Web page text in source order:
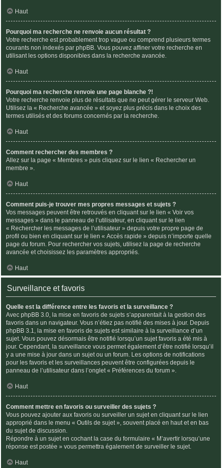
Haut
Pourquoi ma recherche ne renvoie aucun résultat ?
Votre recherche est probablement trop vague ou comprend plusieurs termes
courants non indexés par phpBB. Vous pouvez affiner votre recherche en
utilisant les options disponibles dans la recherche avancée.
Haut
Pourquoi ma recherche renvoie une page blanche ?!
Votre recherche renvoie plus de résultats que ne peut gérer le serveur Web.
Utilisez la « Recherche avancée » et soyez plus précis dans le choix des
termes utilisés et des forums concernés par la recherche.
Haut
Comment rechercher des membres ?
Allez sur la page « Membres » puis cliquez sur le lien « Rechercher un
membre ».
Haut
Comment puis-je trouver mes propres messages et sujets ?
Vos messages peuvent être retrouvés en cliquant sur le lien « Voir vos
messages » dans le panneau de l’utilisateur, en cliquant sur le lien
« Rechercher les messages de l’utilisateur » depuis votre propre page de
profil ou bien en cliquant sur le lien « Accès rapide » depuis n’importe quelle
page du forum. Pour rechercher vos sujets, utilisez la page de recherche
avancée et choisissez les paramètres appropriés.
Haut
Surveillance et favoris
Quelle est la différence entre les favoris et la surveillance ?
Avec phpBB 3.0, la mise en favoris de sujets s’apparentait à la gestion des
favoris dans un navigateur. Vous n’étiez pas notifié des mises à jour. Depuis
phpBB 3.1, la mise en favoris de sujets est similaire à la surveillance d’un
sujet. Vous pouvez désormais être notifié lorsqu’un sujet favoris a été mis à
jour. Cependant, la surveillance vous permet également d’être notifié lorsqu’il
y a une mise à jour dans un sujet ou un forum. Les options de notifications
pour les favoris et les surveillances peuvent être configurées depuis le
panneau de l’utilisateur dans l’onglet « Préférences du forum ».
Haut
Comment mettre en favoris ou surveiller des sujets ?
Vous pouvez ajouter aux favoris ou surveiller un sujet en cliquant sur le lien
approprié dans le menu « Outils de sujet », souvent placé en haut et en bas
du sujet de discussion.
Répondre à un sujet en cochant la case du formulaire « M’avertir lorsqu’une
réponse est postée » vous permettra également de surveiller le sujet.
Haut